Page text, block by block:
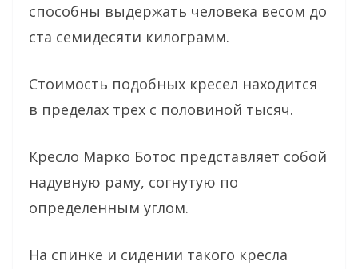
способны выдержать человека весом до
ста семидесяти килограмм.
Стоимость подобных кресел находится
в пределах трех с половиной тысяч.
Кресло Марко Ботос представляет собой
надувную раму, согнутую по
определенным углом.
На спинке и сидении такого кресла